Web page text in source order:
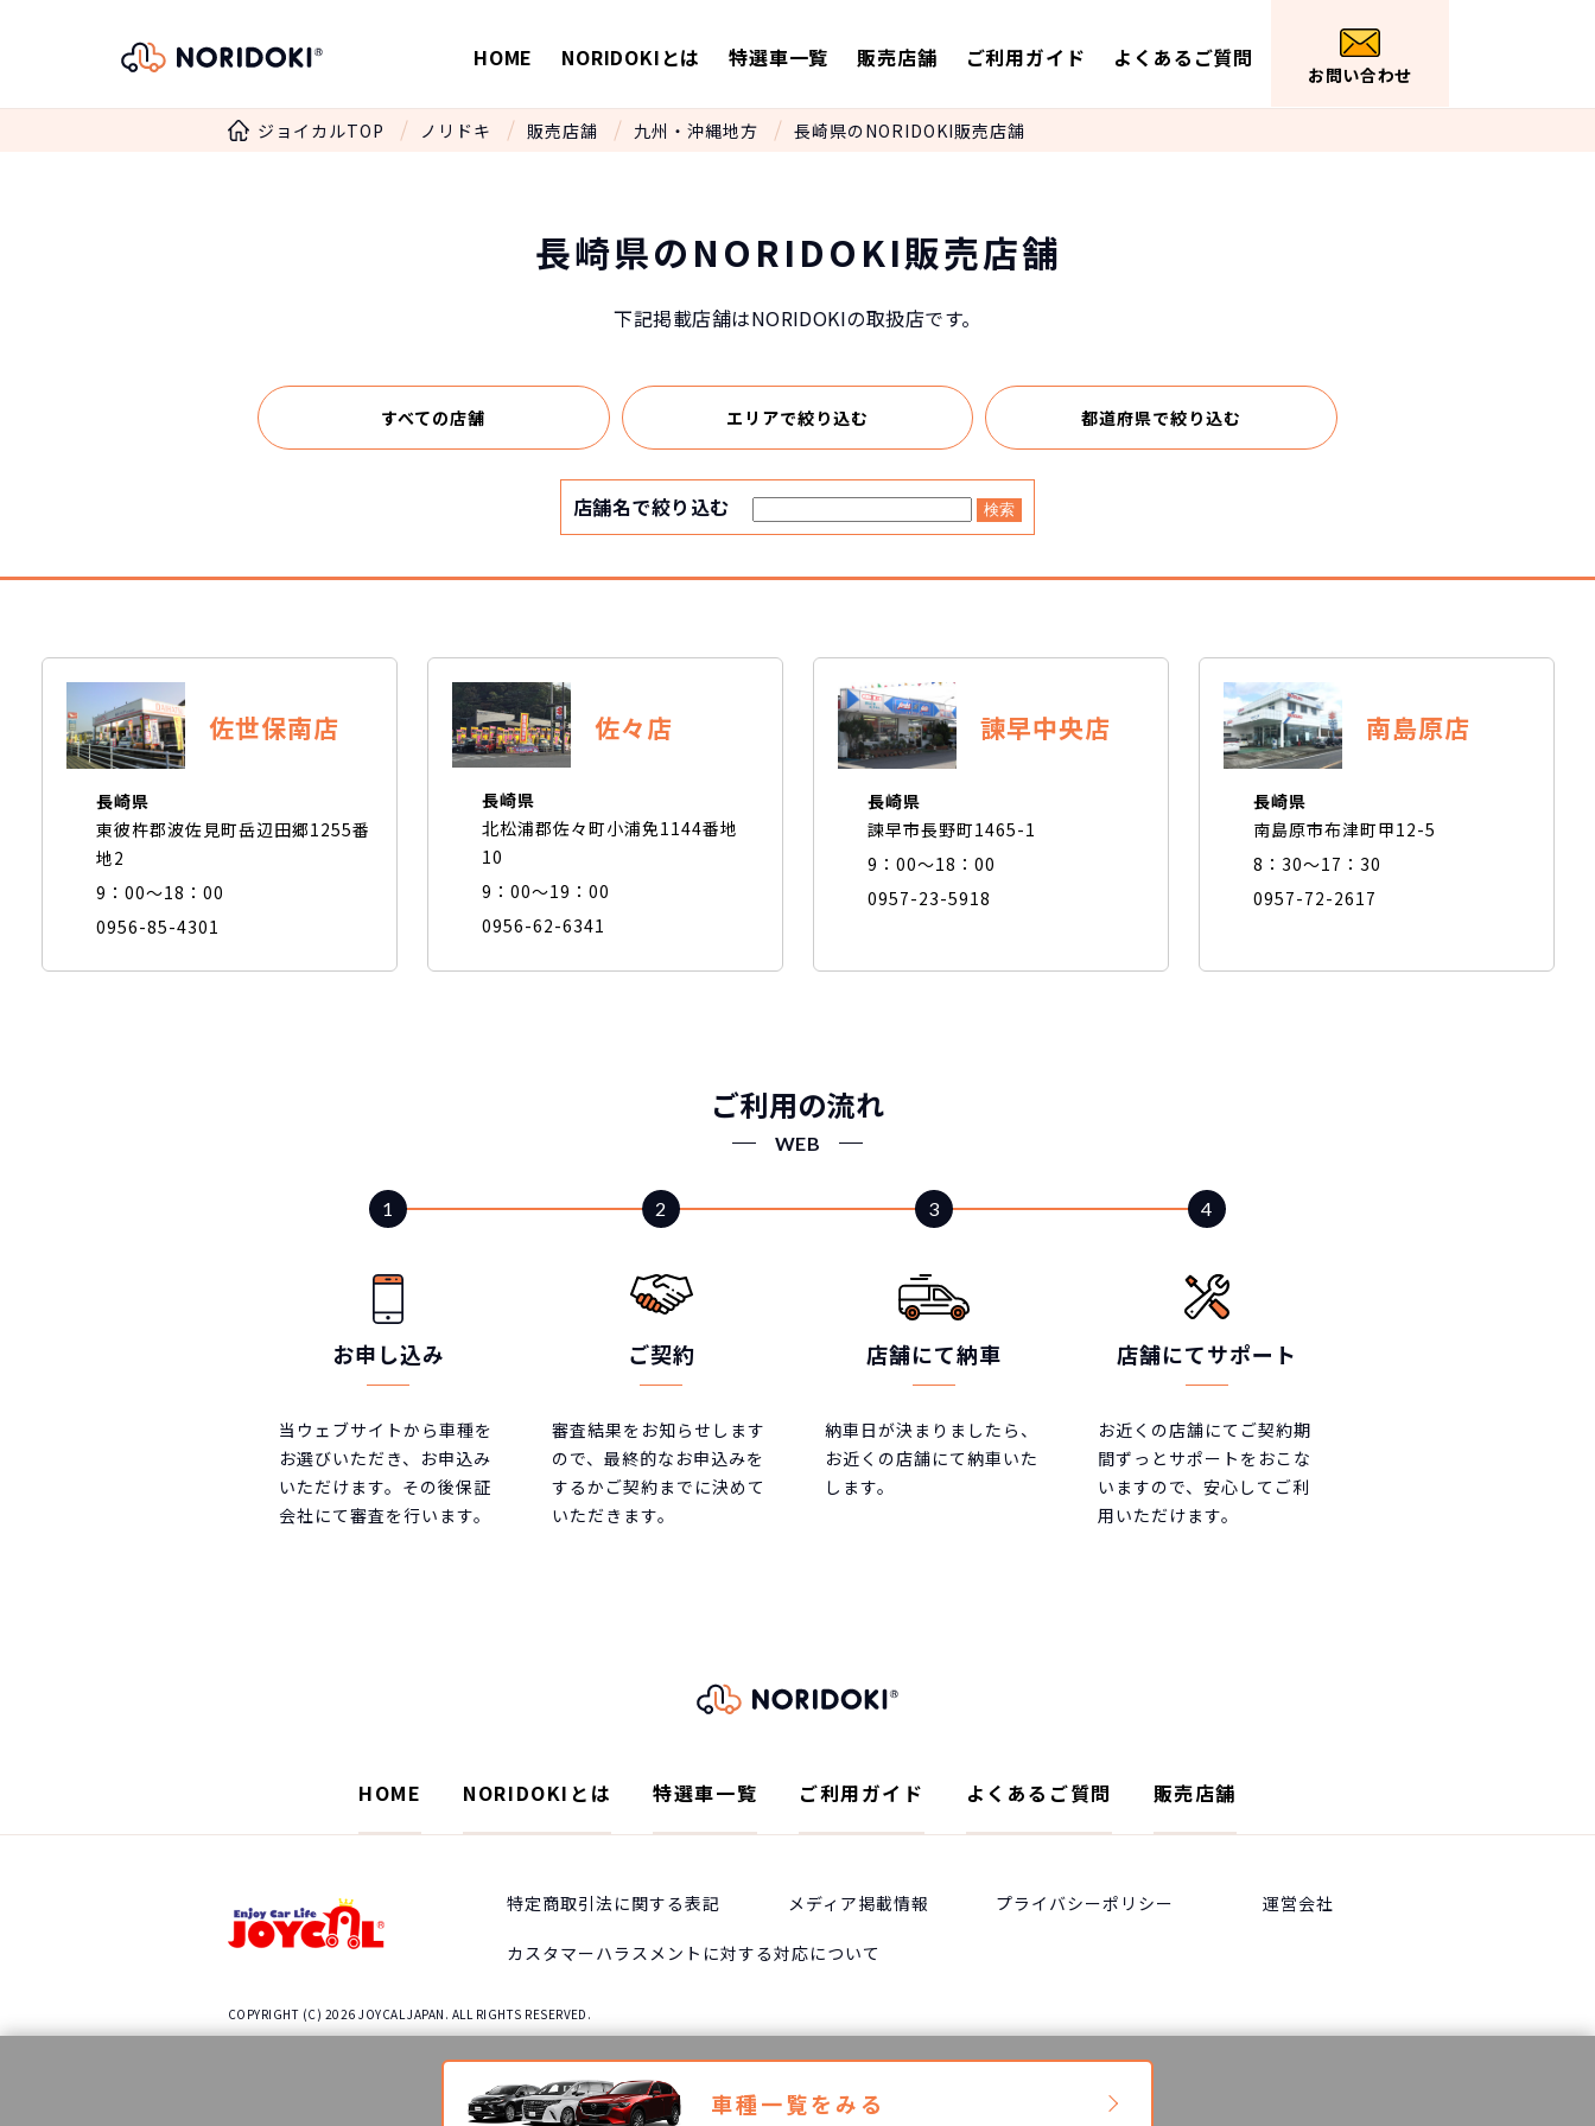
HOME NORIDOKIとは 特選車一覧 販売店舗 ご利用ガイド よくあるご質問
お問い合わせ
ジョイカルTOP ノリドキ 販売店舗 九州・沖縄地方 長崎県のNORIDOKI販売店舗
長崎県のNORIDOKI販売店舗
下記掲載店舗はNORIDOKIの取扱店です。
すべての店舗 エリアで絞り込む 都道府県で絞り込む
店舗名で絞り込む 検索
佐世保南店
長崎県
東彼杵郡波佐見町岳辺田郷1255番
地2
9：00～18：00
0956-85-4301
佐々店
長崎県
北松浦郡佐々町小浦免1144番地
10
9：00～19：00
0956-62-6341
諫早中央店
長崎県
諫早市長野町1465-1
9：00～18：00
0957-23-5918
南島原店
長崎県
南島原市布津町甲12-5
8：30～17：30
0957-72-2617
ご利用の流れ
WEB
お申し込み
当ウェブサイトから車種を
お選びいただき、お申込み
いただけます。その後保証
会社にて審査を行います。
ご契約
審査結果をお知らせします
ので、最終的なお申込みを
するかご契約までに決めて
いただきます。
店舗にて納車
納車日が決まりましたら、
お近くの店舗にて納車いた
します。
店舗にてサポート
お近くの店舗にてご契約期
間ずっとサポートをおこな
いますので、安心してご利
用いただけます。
HOME NORIDOKIとは 特選車一覧 ご利用ガイド よくあるご質問 販売店舗
特定商取引法に関する表記 メディア掲載情報 プライバシーポリシー 運営会社
カスタマーハラスメントに対する対応について
COPYRIGHT (C) 2026 JOYCAL JAPAN. ALL RIGHTS RESERVED.
車種一覧をみる